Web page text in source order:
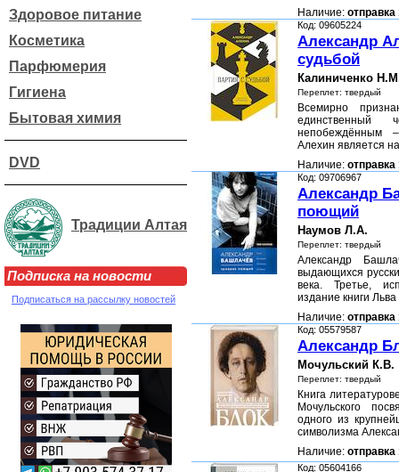
Здоровое питание
Косметика
Парфюмерия
Гигиена
Бытовая химия
DVD
Традиции Алтая
Подписка на новости
Подписаться на рассылку новостей
Наличие: отправка
Код: 09605224
Александр
судьбой
Калиниченко
Переплет: твердый
Всемирно
единственный
непобеждённым
Алехин является
Наличие: отправка
Код: 09706967
Александр
поющий
Наумов Л.А.
Переплет: твердый
Александр
выдающихся
века. Третье,
издание книги
Наличие: отправка
Код: 05579587
Александр
Мочульский К.В.
Переплет: твердый
Книга
Мочульского
одного из
символизма
Наличие: отправка
Код: 05604166